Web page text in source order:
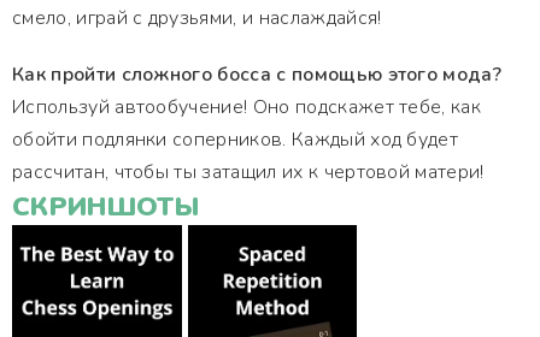
смело, играй с друзьями, и наслаждайся!
Как пройти сложного босса с помощью этого мода?
Используй автообучение! Оно подскажет тебе, как
обойти подлянки соперников. Каждый ход будет
рассчитан, чтобы ты затащил их к чертовой матери!
СКРИНШОТЫ